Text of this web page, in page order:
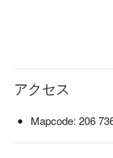
アクセス
Mapcode: 206